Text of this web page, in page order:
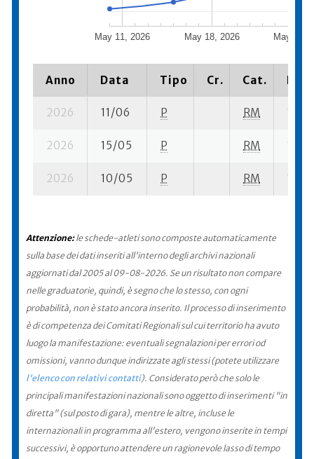
May 11, 2026 May 18, 2026 May 25,
Anno Data Tipo Cr. Cat.
2026 11/06 P RM 1 su-
2026 15/05 P RM 1 su-
2026 10/05 P RM 1 su-
Attenzione:le schede-atleti sono composte automaticamente
sulla base dei dati inseriti all'interno degli archivi nazionali
aggiornati dal 2005 al 09-08-2026. Se un risultato non compare
nelle graduatorie, quindi, è segno che lo stesso, con ogni
probabilità, non è stato ancora inserito. Il processo di inserimento
è di competenza dei Comitati Regionali sul cui territorio ha avuto
luogo la manifestazione: eventuali segnalazioni per errori od
omissioni, vanno dunque indirizzate agli stessi (potete utilizzare
l'elenco con relativi contatti). Considerato però che solo le
principali manifestazioni nazionali sono oggetto di inserimenti "in
diretta" (sul posto di gara), mentre le altre, incluse le
internazionali in programma all'estero, vengono inserite in tempi
successivi, è opportuno attendere un ragionevole lasso di tempo